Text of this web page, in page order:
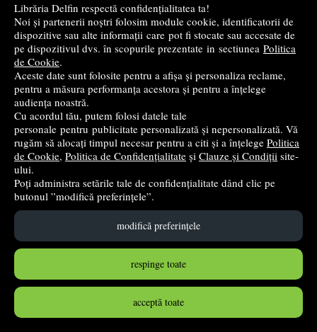
Librăria Delfin respectă confidențialitatea ta!
Noi și partenerii noștri folosim module cookie, identificatorii de
dispozitive sau alte informații care pot fi stocate sau accesate de
pe dispozitivul dvs. în scopurile prezentate in sectiunea Politica
de Cookie.
Aceste date sunt folosite pentru a afișa și personaliza reclame,
pentru a măsura performanța acestora și pentru a înțelege
audiența noastră.
Cu acordul tău, putem folosi datele tale
personale pentru publicitate personalizată și nepersonalizată. Vă
rugăm să alocați timpul necesar pentru a citi și a înțelege Politica
de Cookie, Politica de Confidențialitate și Clauze și Condiții site-
ului.
Poți administra setările tale de confidențialitate dând clic pe
butonul ”modifică preferințele”.
modifică preferințele
respinge toate
acceptă toate
Cumpără
Ludovic al II-lea al Bavariei sau Regele nebun - Jean des
28,49lei
PRP:41,23 lei (-30,9%)
în stoc